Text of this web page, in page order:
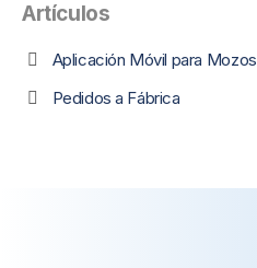
Artículos
Aplicación Móvil para Mozos
Pedidos a Fábrica